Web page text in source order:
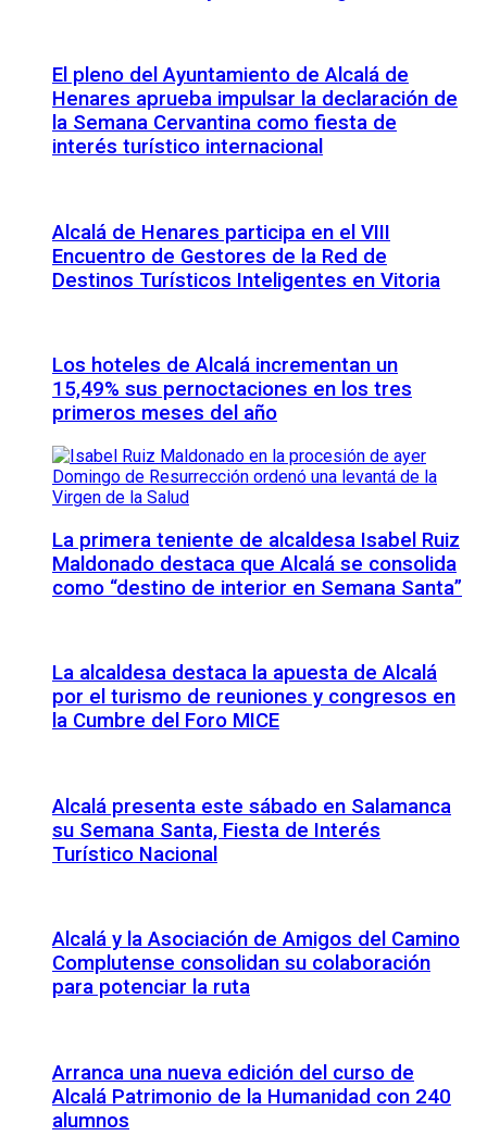
El pleno del Ayuntamiento de Alcalá de
Henares aprueba impulsar la declaración de
la Semana Cervantina como fiesta de
interés turístico internacional
Alcalá de Henares participa en el VIII
Encuentro de Gestores de la Red de
Destinos Turísticos Inteligentes en Vitoria
Los hoteles de Alcalá incrementan un
15,49% sus pernoctaciones en los tres
primeros meses del año
La primera teniente de alcaldesa Isabel Ruiz
Maldonado destaca que Alcalá se consolida
como “destino de interior en Semana Santa”
La alcaldesa destaca la apuesta de Alcalá
por el turismo de reuniones y congresos en
la Cumbre del Foro MICE
Alcalá presenta este sábado en Salamanca
su Semana Santa, Fiesta de Interés
Turístico Nacional
Alcalá y la Asociación de Amigos del Camino
Complutense consolidan su colaboración
para potenciar la ruta
Arranca una nueva edición del curso de
Alcalá Patrimonio de la Humanidad con 240
alumnos